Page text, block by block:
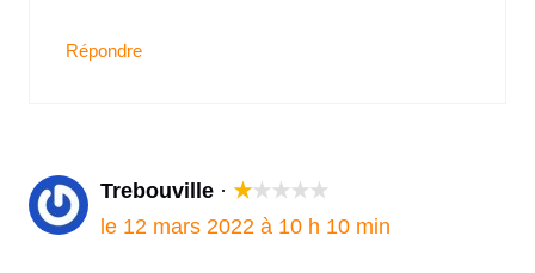
Répondre
Trebouville · ★★★★★
le 12 mars 2022 à 10 h 10 min